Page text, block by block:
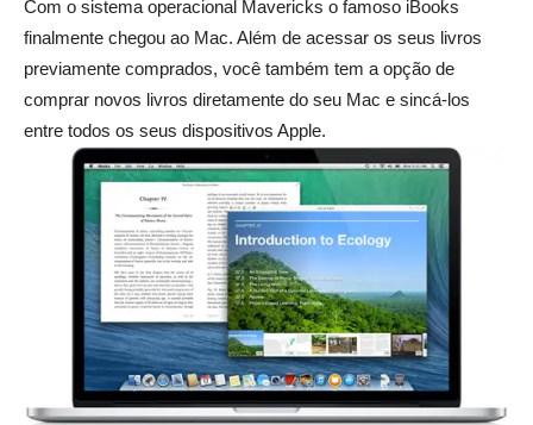
Com o sistema operacional Mavericks o famoso iBooks
finalmente chegou ao Mac. Além de acessar os seus livros
previamente comprados, você também tem a opção de
comprar novos livros diretamente do seu Mac e sincá-los
entre todos os seus dispositivos Apple.